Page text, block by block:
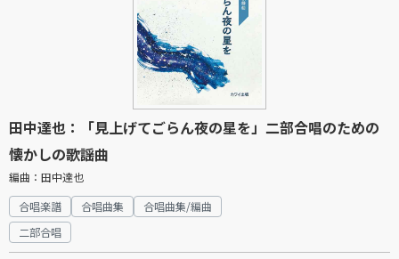
田中達也：「見上げてごらん夜の星を」二部合唱のための
懐かしの歌謡曲
編曲：田中達也
合唱楽譜
合唱曲集
合唱曲集/編曲
二部合唱